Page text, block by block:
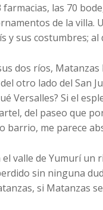
farmacias, las 70
de la villa.
y sus costumbres; al
dos ríos,
otro lado del San
Versalles? Si el
del paseo que
barrio, me parece
el valle de Yumurí un
sin ninguna
si Matanzas